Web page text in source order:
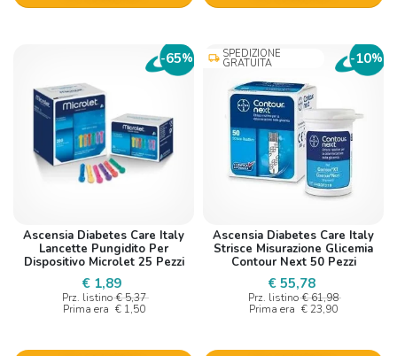
-65%
Ascensia Diabetes Care Italy
Lancette Pungidito Per
Dispositivo Microlet 25 Pezzi
€ 1,89
Prz. listino € 5,37
Prima era € 1,50
local_shipping SPEDIZIONE
GRATUITA -10%
Ascensia Diabetes Care Italy
Strisce Misurazione Glicemia
Contour Next 50 Pezzi
€ 55,78
Prz. listino € 61,98
Prima era € 23,90